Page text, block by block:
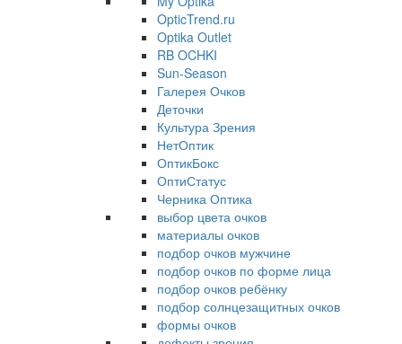
OpticTrend.ru
Optika Outlet
RB OCHKI
Sun-Season
Галерея Очков
Деточки
Культура Зрения
НетОптик
ОптикБокс
ОптиСтатус
Черника Оптика
выбор цвета очков
материалы очков
подбор очков мужчине
подбор очков по форме лица
подбор очков ребёнку
подбор солнцезащитных очков
формы очков